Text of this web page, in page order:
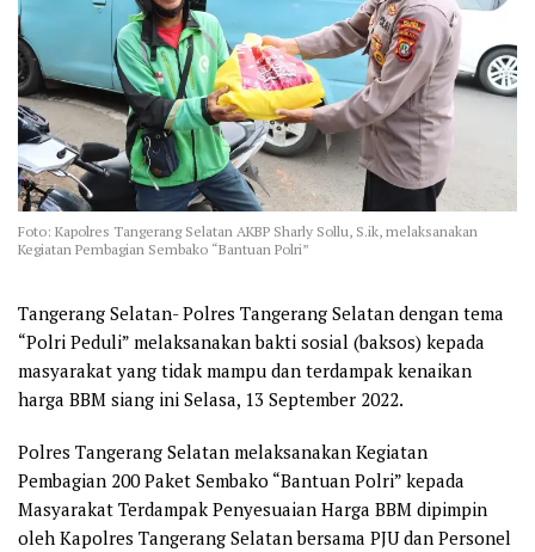
Foto: Kapolres Tangerang Selatan AKBP Sharly Sollu, S.ik, melaksanakan
Kegiatan Pembagian Sembako “Bantuan Polri”
Tangerang Selatan- Polres Tangerang Selatan dengan tema
“Polri Peduli” melaksanakan bakti sosial (baksos) kepada
masyarakat yang tidak mampu dan terdampak kenaikan
harga BBM siang ini Selasa, 13 September 2022.
Polres Tangerang Selatan melaksanakan Kegiatan
Pembagian 200 Paket Sembako “Bantuan Polri” kepada
Masyarakat Terdampak Penyesuaian Harga BBM dipimpin
oleh Kapolres Tangerang Selatan bersama PJU dan Personel